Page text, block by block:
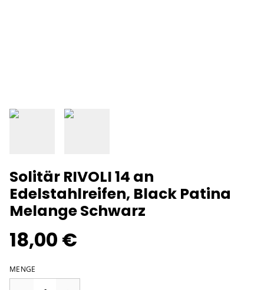
Solitär RIVOLI 14 an
Edelstahlreifen, Black Patina
Melange Schwarz
18,00 €
MENGE